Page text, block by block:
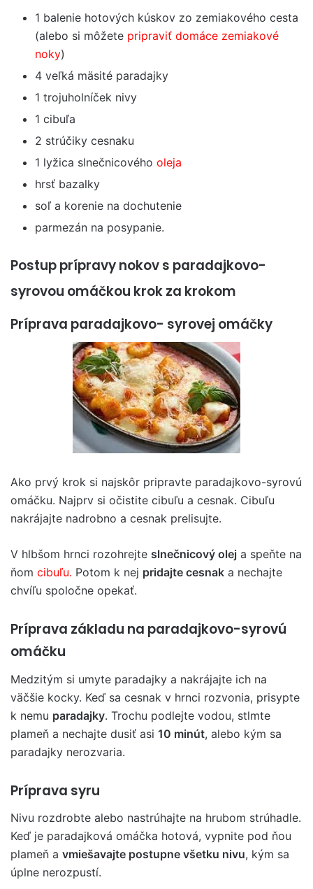
1 balenie hotových kúskov zo zemiakového cesta
(alebo si môžete pripraviť domáce zemiakové
noky)
4 veľká mäsité paradajky
1 trojuholníček nivy
1 cibuľa
2 strúčiky cesnaku
1 lyžica slnečnicového oleja
hrsť bazalky
soľ a korenie na dochutenie
parmezán na posypanie.
Postup prípravy nokov s paradajkovo-
syrovou omáčkou krok za krokom
Príprava paradajkovo- syrovej omáčky
Ako prvý krok si najskôr pripravte paradajkovo-syrovú
omáčku. Najprv si očistite cibuľu a cesnak. Cibuľu
nakrájajte nadrobno a cesnak prelisujte.
V hlbšom hrnci rozohrejte slnečnicový olej a speňte na
ňom cibuľu. Potom k nej pridajte cesnak a nechajte
chvíľu spoločne opekať.
Príprava základu na paradajkovo-syrovú
omáčku
Medzitým si umyte paradajky a nakrájajte ich na
väčšie kocky. Keď sa cesnak v hrnci rozvonia, prisypte
k nemu paradajky. Trochu podlejte vodou, stlmte
plameň a nechajte dusiť asi 10 minút, alebo kým sa
paradajky nerozvaria.
Príprava syru
Nivu rozdrobte alebo nastrúhajte na hrubom strúhadle.
Keď je paradajková omáčka hotová, vypnite pod ňou
plameň a vmiešavajte postupne všetku nivu, kým sa
úplne nerozpustí.